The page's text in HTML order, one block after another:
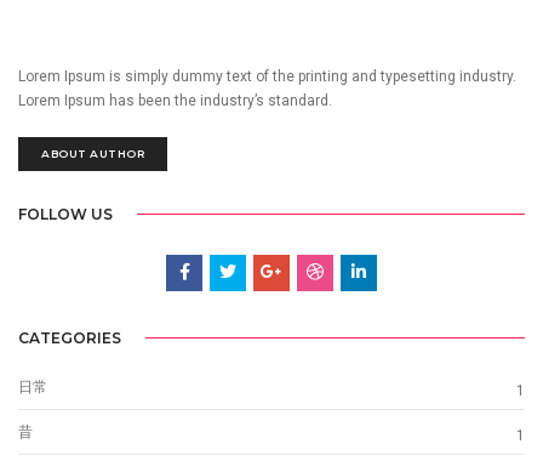
Lorem Ipsum is simply dummy text of the printing and typesetting industry.
Lorem Ipsum has been the industry’s standard.
ABOUT AUTHOR
FOLLOW US
CATEGORIES
日常 1
昔 1